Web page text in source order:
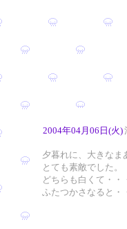
2004年04月06日(火)
夕暮れに、大きなま
とても素敵でした。
どちらも白くて・
ふたつかさなると・